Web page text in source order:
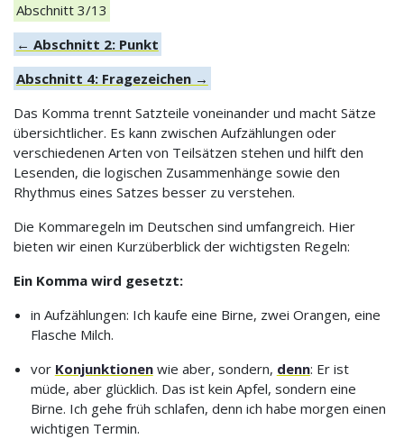
Abschnitt 3/13
← Abschnitt 2: Punkt
Abschnitt 4: Fragezeichen →
Das Komma trennt Satzteile voneinander und macht Sätze
übersichtlicher. Es kann zwischen Aufzählungen oder
verschiedenen Arten von Teilsätzen stehen und hilft den
Lesenden, die logischen Zusammenhänge sowie den
Rhythmus eines Satzes besser zu verstehen.
Die Kommaregeln im Deutschen sind umfangreich. Hier
bieten wir einen Kurzüberblick der wichtigsten Regeln:
Ein Komma wird gesetzt:
in Aufzählungen: Ich kaufe eine Birne, zwei Orangen, eine
Flasche Milch.
vor Konjunktionenwie aber, sondern, denn: Er ist
müde, aber glücklich. Das ist kein Apfel, sondern eine
Birne. Ich gehe früh schlafen, denn ich habe morgen einen
wichtigen Termin.